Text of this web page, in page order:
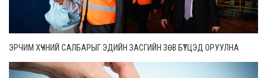
ЭРЧИМ ХҮЧНИЙ САЛБАРЫГ ЭДИЙН ЗАСГИЙН ЗӨВ БҮТЦЭД ОРУУЛНА